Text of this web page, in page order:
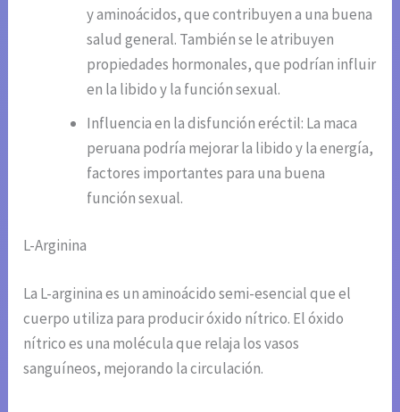
y aminoácidos, que contribuyen a una buena
salud general. También se le atribuyen
propiedades hormonales, que podrían influir
en la libido y la función sexual.
Influencia en la disfunción eréctil: La maca
peruana podría mejorar la libido y la energía,
factores importantes para una buena
función sexual.
L-Arginina
La L-arginina es un aminoácido semi-esencial que el
cuerpo utiliza para producir óxido nítrico. El óxido
nítrico es una molécula que relaja los vasos
sanguíneos, mejorando la circulación.